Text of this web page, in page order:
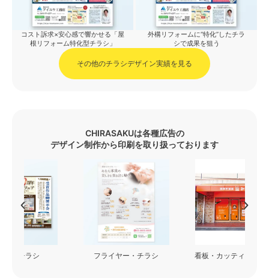
コスト訴求×安心感で響かせる「屋
根リフォーム特化型チラシ」
外構リフォームに“特化”したチラ
シで成果を狙う
その他のチラシデザイン実績を見る
CHIRASAKUは各種広告の
デザイン制作から印刷を取り扱っております
フライヤー・チラシ 看板・カッティングシート